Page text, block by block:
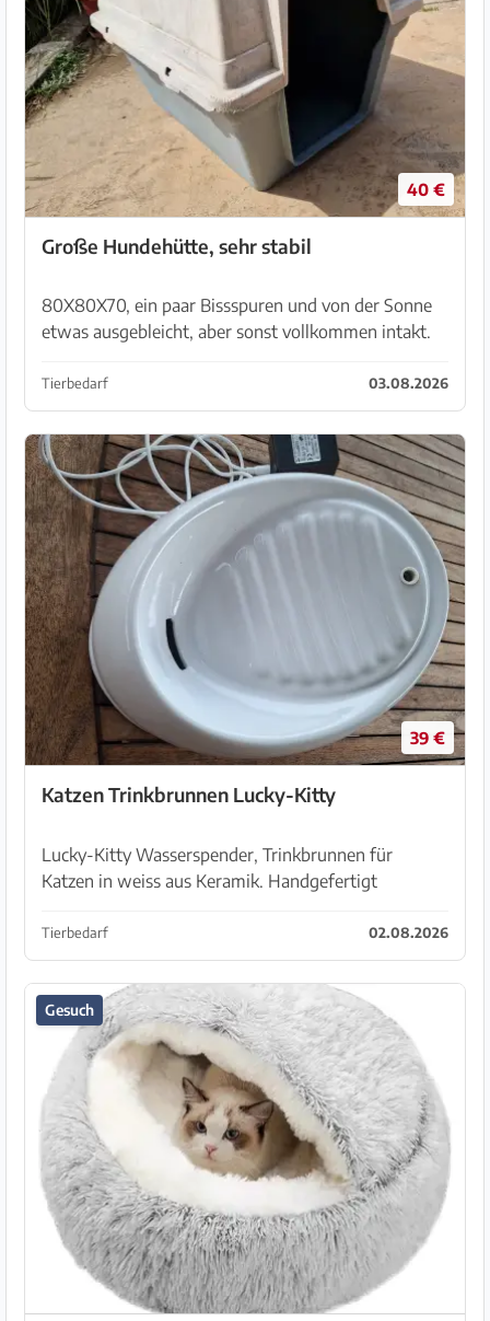
40 €
Große Hundehütte, sehr stabil
80X80X70, ein paar Bissspuren und von der Sonne
etwas ausgebleicht, aber sonst vollkommen intakt.
nach Vereinbarung.
Tierbedarf 03.08.2026
39 €
Katzen Trinkbrunnen Lucky-Kitty
Lucky-Kitty Wasserspender, Trinkbrunnen für
Katzen in weiss aus Keramik. Handgefertigt
Trinkbrunnen leise & energiesparend I plastikfrei,
Leise & ene...
Tierbedarf 02.08.2026
Gesuch